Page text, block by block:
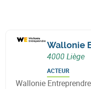
Wallonie
4000 Liège
ACTEUR
Wallonie